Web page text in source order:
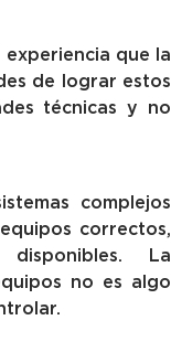
que la
de lograr estos
técnicas y no
complejos
correctos,
La
no es algo